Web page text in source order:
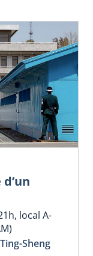
local A-
Ting-Sheng